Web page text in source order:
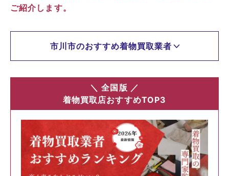
ご紹介します。
市川市のおすすめ着物買取業者
＼ 全国版 ／
着物買取店おすすめTOP3